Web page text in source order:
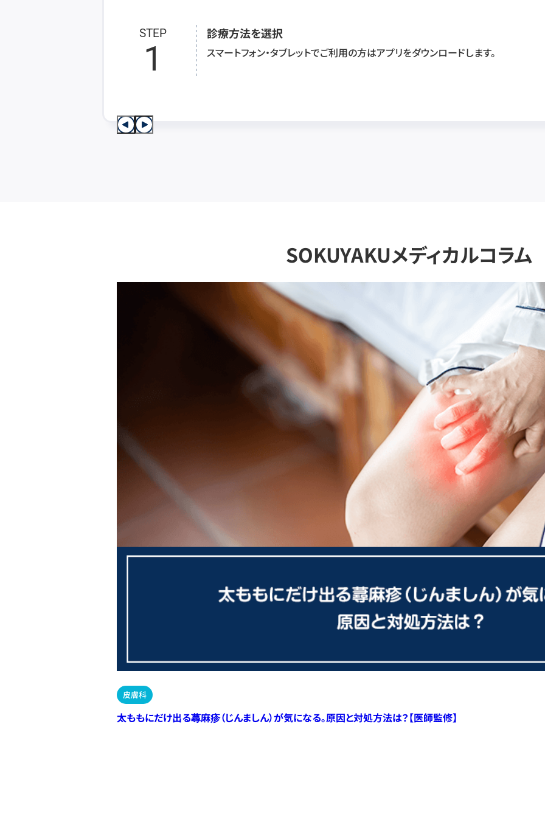
STEP
1
診療方法を選択
スマートフォン・タブレットでご利用の方はアプリをダウンロードします。
SOKUYAKUメディカルコラム
皮膚科
太ももにだけ出る蕁麻疹（じんましん）が気になる。原因と対処方法は？【医師監修】